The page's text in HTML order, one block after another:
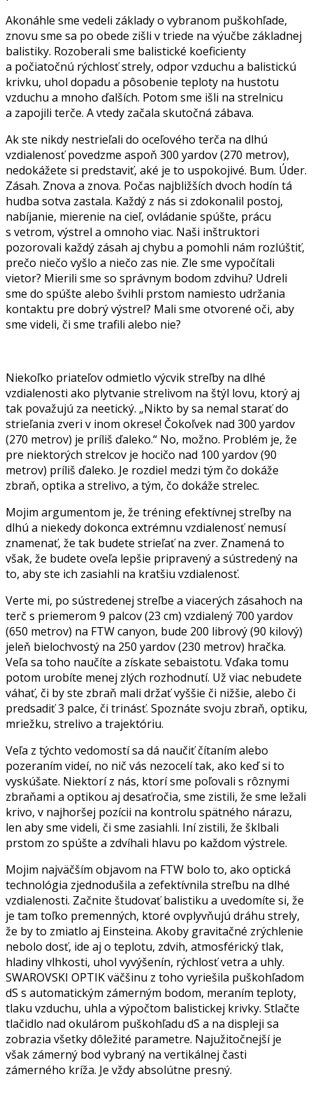
Akonáhle sme vedeli základy o vybranom puškohľade,
znovu sme sa po obede zišli v triede na výučbe základnej
balistiky. Rozoberali sme balistické koeficienty
a počiatočnú rýchlosť strely, odpor vzduchu a balistickú
krivku, uhol dopadu a pôsobenie teploty na hustotu
vzduchu a mnoho ďalších. Potom sme išli na strelnicu
a zapojili terče. A vtedy začala skutočná zábava.
Ak ste nikdy nestrieľali do oceľového terča na dlhú
vzdialenosť povedzme aspoň 300 yardov (270 metrov),
nedokážete si predstaviť, aké je to uspokojivé. Bum. Úder.
Zásah. Znova a znova. Počas najbližších dvoch hodín tá
hudba sotva zastala. Každý z nás si zdokonalil postoj,
nabíjanie, mierenie na cieľ, ovládanie spúšte, prácu
s vetrom, výstrel a omnoho viac. Naši inštruktori
pozorovali každý zásah aj chybu a pomohli nám rozlúštiť,
prečo niečo vyšlo a niečo zas nie. Zle sme vypočítali
vietor? Mierili sme so správnym bodom zdvihu? Udreli
sme do spúšte alebo švihli prstom namiesto udržania
kontaktu pre dobrý výstrel? Mali sme otvorené oči, aby
sme videli, či sme trafili alebo nie?
Niekoľko priateľov odmietlo výcvik streľby na dlhé
vzdialenosti ako plytvanie strelivom na štýl lovu, ktorý aj
tak považujú za neetický. „Nikto by sa nemal starať do
strieľania zveri v inom okrese! Čokoľvek nad 300 yardov
(270 metrov) je príliš ďaleko.“ No, možno. Problém je, že
pre niektorých strelcov je hocičo nad 100 yardov (90
metrov) príliš ďaleko. Je rozdiel medzi tým čo dokáže
zbraň, optika a strelivo, a tým, čo dokáže strelec.
Mojim argumentom je, že tréning efektívnej streľby na
dlhú a niekedy dokonca extrémnu vzdialenosť nemusí
znamenať, že tak budete strieľať na zver. Znamená to
však, že budete oveľa lepšie pripravený a sústredený na
to, aby ste ich zasiahli na kratšiu vzdialenosť.
Verte mi, po sústredenej streľbe a viacerých zásahoch na
terč s priemerom 9 palcov (23 cm) vzdialený 700 yardov
(650 metrov) na FTW canyon, bude 200 librový (90 kilový)
jeleň bielochvostý na 250 yardov (230 metrov) hračka.
Veľa sa toho naučíte a získate sebaistotu. Vďaka tomu
potom urobíte menej zlých rozhodnutí. Už viac nebudete
váhať, či by ste zbraň mali držať vyššie či nižšie, alebo či
predsadiť 3 palce, či trinásť. Spoznáte svoju zbraň, optiku,
mriežku, strelivo a trajektóriu.
Veľa z týchto vedomostí sa dá naučiť čítaním alebo
pozeraním videí, no nič vás nezocelí tak, ako keď si to
vyskúšate. Niektorí z nás, ktorí sme poľovali s rôznymi
zbraňami a optikou aj desaťročia, sme zistili, že sme ležali
krivo, v najhoršej pozícii na kontrolu spätného nárazu,
len aby sme videli, či sme zasiahli. Iní zistili, že šklbali
prstom zo spúšte a zdvíhali hlavu po každom výstrele.
Mojim najväčším objavom na FTW bolo to, ako optická
technológia zjednodušila a zefektívnila streľbu na dlhé
vzdialenosti. Začnite študovať balistiku a uvedomíte si, že
je tam toľko premenných, ktoré ovplyvňujú dráhu strely,
že by to zmiatlo aj Einsteina. Akoby gravitačné zrýchlenie
nebolo dosť, ide aj o teplotu, zdvih, atmosférický tlak,
hladiny vlhkosti, uhol vyvýšenín, rýchlosť vetra a uhly.
SWAROVSKI OPTIK väčšinu z toho vyriešila puškohľadom
dS s automatickým zámerným bodom, meraním teploty,
tlaku vzduchu, uhla a výpočtom balistickej krivky. Stlačte
tlačidlo nad okulárom puškohľadu dS a na displeji sa
zobrazia všetky dôležité parametre. Najužitočnejší je
však zámerný bod vybraný na vertikálnej časti
zámerného kríža. Je vždy absolútne presný.